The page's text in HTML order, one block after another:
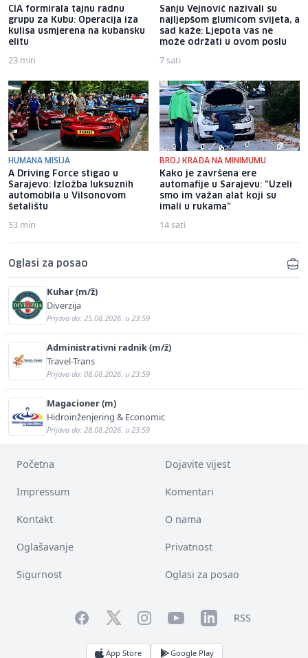
CIA formirala tajnu radnu
grupu za Kubu: Operacija iza
kulisa usmjerena na kubansku
elitu
23 min
Sanju Vejnović nazivali su
najljepšom glumicom svijeta, a
sad kaže: Ljepota vas ne
može održati u ovom poslu
7 sati
HUMANA MISIJA
A Driving Force stigao u
Sarajevo: Izložba luksuznih
automobila u Vilsonovom
šetalištu
53 min
BROJ KRAĐA NA MINIMUMU
Kako je završena ere
automafije u Sarajevu: "Uzeli
smo im važan alat koji su
imali u rukama"
14 sati
Oglasi za posao
Kuhar (m/ž)
Diverzija
Prijava do: 25.08.2026. u 23:59
Administrativni radnik (m/ž)
Travel-Trans
Prijava do: 08.08.2026. u 23:59
Magacioner (m)
Hidroinženjering & Economic
Prijava do: 28.08.2026. u 23:59
Početna Dojavite vijest
Impressum Komentari
Kontakt O nama
Oglašavanje Privatnost
Sigurnost Oglasi za posao
FacebookTwitterInstagramYouTubeLinkedInRSS
App Store Google Play